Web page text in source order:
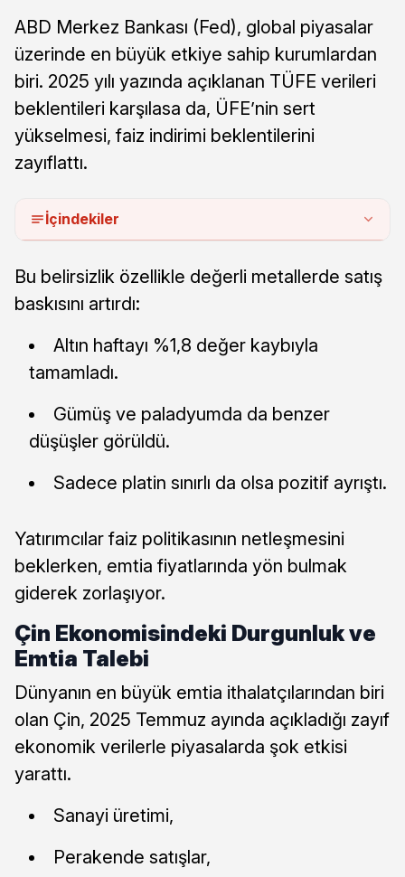
ABD Merkez Bankası (Fed), global piyasalar
üzerinde en büyük etkiye sahip kurumlardan
biri. 2025 yılı yazında açıklanan TÜFE verileri
beklentileri karşılasa da, ÜFE’nin sert
yükselmesi, faiz indirimi beklentilerini
zayıflattı.
İçindekiler
Bu belirsizlik özellikle değerli metallerde satış
baskısını artırdı:
Altın haftayı %1,8 değer kaybıyla
tamamladı.
Gümüş ve paladyumda da benzer
düşüşler görüldü.
Sadece platin sınırlı da olsa pozitif ayrıştı.
Yatırımcılar faiz politikasının netleşmesini
beklerken, emtia fiyatlarında yön bulmak
giderek zorlaşıyor.
Çin Ekonomisindeki Durgunluk ve
Emtia Talebi
Dünyanın en büyük emtia ithalatçılarından biri
olan Çin, 2025 Temmuz ayında açıkladığı zayıf
ekonomik verilerle piyasalarda şok etkisi
yarattı.
Sanayi üretimi,
Perakende satışlar,